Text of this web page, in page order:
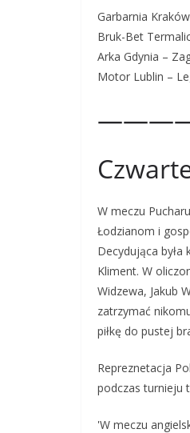
Garbarnia
Bruk-Bet
Arka Gdynia –
Motor Lublin –
W meczu
Łodzianom i
Decydująca była
Kliment. W
Widzewa, Jakub
zatrzymać
piłkę do pustej
Repreznetacja
podczas turnieju
'W meczu